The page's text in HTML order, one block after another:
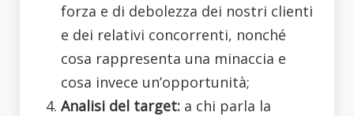
forza e di debolezza dei nostri clienti
e dei relativi concorrenti, nonché
cosa rappresenta una minaccia e
cosa invece un’opportunità;
Analisi del target:a chi parla la